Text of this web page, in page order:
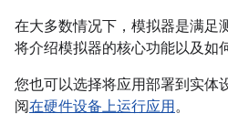
在大多数情况下，模拟器是满足
将介绍模拟器的核心功能以及如
您也可以选择将应用部署到实体
阅在硬件设备上运行应用。